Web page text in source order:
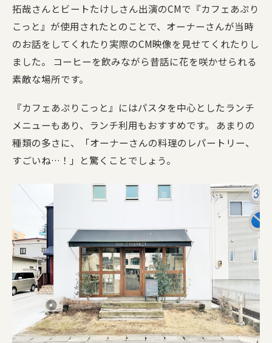
拓哉さんとビートたけしさん出演のCMで『カフェあぷり
こっと』が使用されたとのことで、オーナーさんが当時
のお話をしてくれたり実際のCM映像を見せてくれたりし
ました。 コーヒーを飲みながら昔話に花を咲かせられる
素敵な場所です。
『カフェあぷりこっと』にはパスタを中心としたランチ
メニューもあり、ランチ利用もおすすめです。 あまりの
種類の多さに、「オーナーさんの料理のレパートリー、
すごいね…！」と驚くことでしょう。